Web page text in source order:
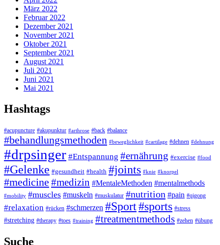
März 2022
Februar 2022
Dezember 2021
November 2021
Oktober 2021
September 2021
August 2021
Juli 2021
Juni 2021
Mai 2021
Hashtags
#acupuncture #akupunktur #arthrose #back #balance
#behandlungsmethoden #beweglichkeit #cartilage #dehnen #dehnung
#drpsinger #Entspannung #ernährung #exercise #food
#Gelenke #gesundheit #health #joints #knie #knorpel
#medicine #medizin #MentaleMethoden #mentalmethods
#mobility #muscles #muskeln #muskulatur #nutrition #pain #qigong
#relaxation #rücken #schmerzen #Sport#sports #stress
#stretching #therapy #toes #training #treatmentmethods #zehen #übung
Suche